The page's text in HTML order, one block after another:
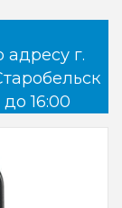
адресу г.
16:00